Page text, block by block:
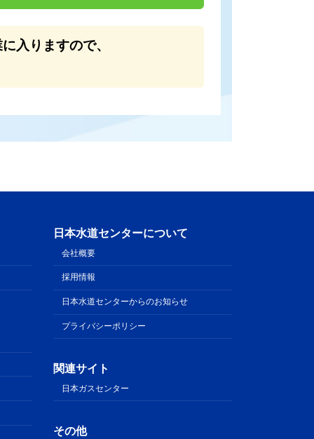
入りますので、
日本水道センターについて
会社概要
採用情報
日本水道センターからのお知らせ
プライバシーポリシー
関連サイト
日本ガスセンター
その他